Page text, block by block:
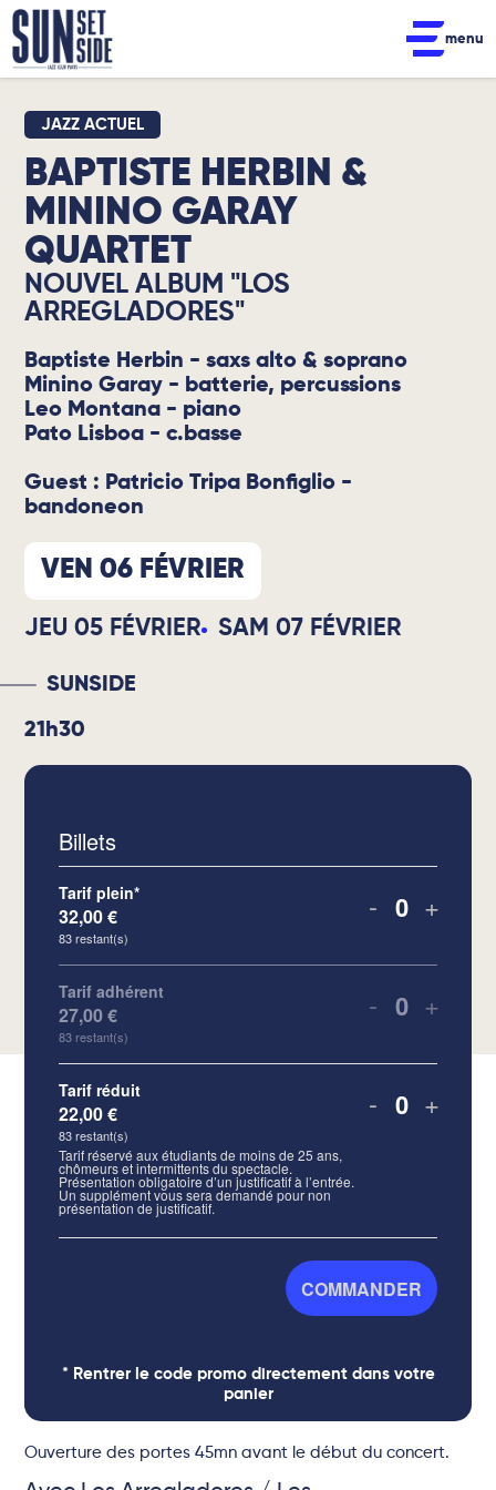
menu
JAZZ ACTUEL
BAPTISTE HERBIN &
MININO GARAY
QUARTET
NOUVEL ALBUM "LOS
ARREGLADORES"
Baptiste Herbin - saxs alto & soprano
Minino Garay - batterie, percussions
Leo Montana - piano
Pato Lisboa - c.basse
Guest : Patricio Tripa Bonfiglio -
bandoneon
VEN 06 FÉVRIER
JEU 05 FÉVRIER SAM 07 FÉVRIER
SUNSIDE
21h30
Billets
Tarif plein*
32,00€
83restant(s)
- Quantité
+
Tarif adhérent
27,00€
83 restant(s)
- Quantité
+
Tarif réduit
Tarif réservé aux étudiants de moins de 25 ans,
chômeurs et intermittents du spectacle.
Présentation obligatoire d’un justificatif à l’entrée.
Un supplément vous sera demandé pour non
présentation de justificatif.
22,00€
83restant(s)
- Quantité
+
COMMANDER
* Rentrer le code promo directement dans votre
panier
Ouverture des portes 45mn avant le début du concert.